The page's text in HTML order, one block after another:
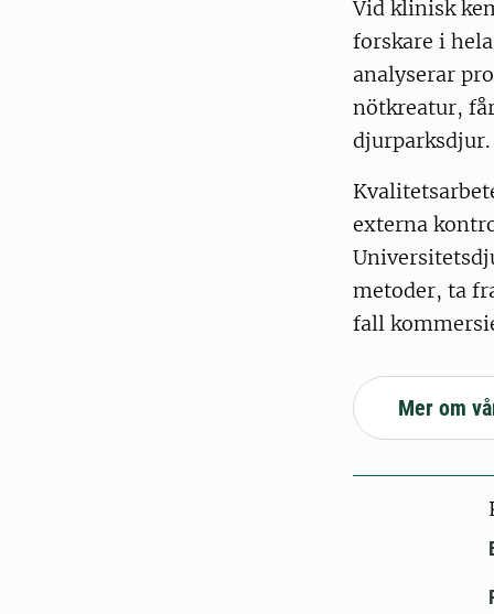
Vid klinisk
forskare i
analyserar
nötkreatur,
djurparksdjur.
externa
metoder, ta
fall
Mer om